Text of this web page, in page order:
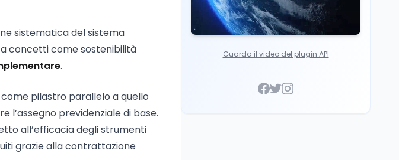
sistematica del sistema
concetti come sostenibilità
.
pilastro parallelo a quello
previdenziale di base.
all’efficacia degli strumenti
grazie alla contrattazione
Guarda il video del plugin API